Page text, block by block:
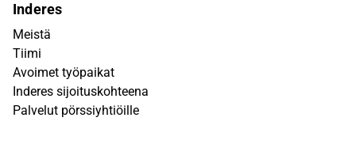
Inderes
Meistä
Tiimi
Avoimet työpaikat
Inderes sijoituskohteena
Palvelut pörssiyhtiöille